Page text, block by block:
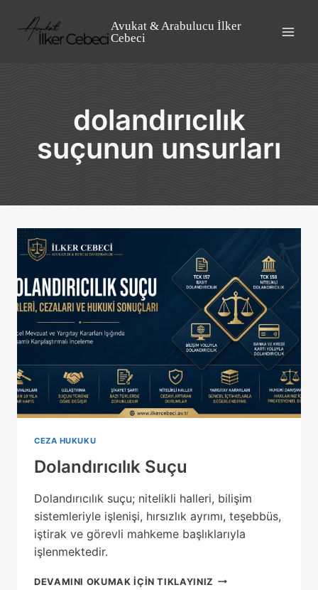
content
Avukat & Arabulucu İlker
Cebeci
dolandırıcılık
suçunun unsurları
CEZA HUKUKU
Dolandırıcılık Suçu
Dolandırıcılık suçu; nitelikli halleri, bilişim
sistemleriyle işlenişi, hırsızlık ayrımı, teşebbüs,
iştirak ve görevli mahkeme başlıklarıyla
işlenmektedir.
DEVAMINI OKUMAK IÇIN TIKLAYINIZ DOLANDIRICILIK